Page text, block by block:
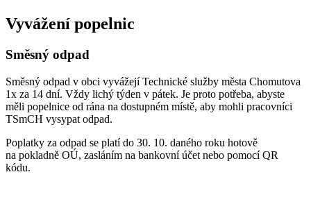
Vyvážení popelnic
Směsný odpad
Směsný odpad v obci vyvážejí Technické služby města Chomutova
1x za 14 dní. Vždy lichý týden v pátek. Je proto potřeba, abyste
měli popelnice od rána na dostupném místě, aby mohli pracovníci
TSmCH vysypat odpad.
Poplatky za odpad se platí do 30. 10. daného roku hotově
na pokladně OÚ, zasláním na bankovní účet nebo pomocí QR
kódu.